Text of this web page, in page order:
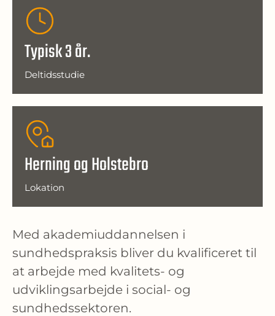
Typisk 3 år.
Deltidsstudie
Herning og Holstebro
Lokation
Med akademiuddannelsen i
sundhedspraksis bliver du kvalificeret til
at arbejde med kvalitets- og
udviklingsarbejde i social- og
sundhedssektoren.